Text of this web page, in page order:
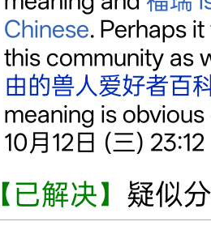
Chinese. Perhaps
this community as
由的兽人爱好者百
meaning is
10月12日 (三)
【已解决】 疑似